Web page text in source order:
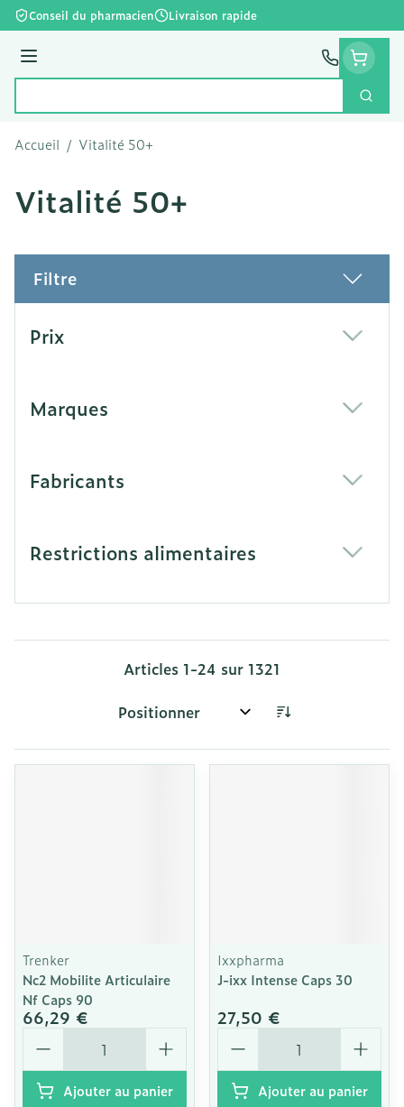
Aller au contenu
Conseil du pharmacien Livraison rapide
Menu
Accueil / Vitalité 50+
Vitalité 50+
Filtre
Prix
Marques
Fabricants
Restrictions alimentaires
Articles 1-24 sur 1321
Trier par:
Trenker
Nc2 Mobilite Articulaire
Nf Caps 90
66,29 €
Quantité
Ajouter au panier
Ixxpharma
J-ixx Intense Caps 30
27,50 €
Quantité
Ajouter au panier